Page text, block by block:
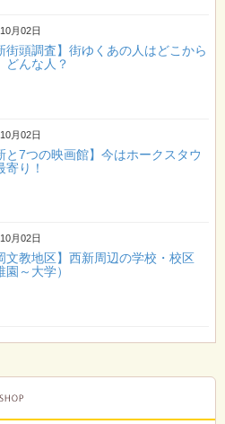
月02日
街頭調査】街ゆくあの人はどこから
どんな人？
月02日
と7つの映画館】今はホークスタウ
寄り！
月02日
文教地区】西新周辺の学校・校区
園～大学）